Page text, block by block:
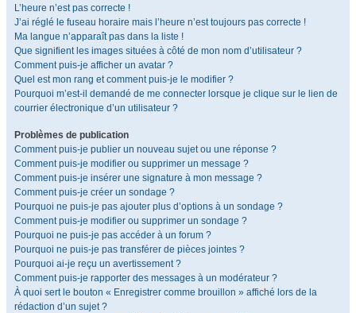
L’heure n’est pas correcte !
J’ai réglé le fuseau horaire mais l’heure n’est toujours pas correcte !
Ma langue n’apparaît pas dans la liste !
Que signifient les images situées à côté de mon nom d’utilisateur ?
Comment puis-je afficher un avatar ?
Quel est mon rang et comment puis-je le modifier ?
Pourquoi m’est-il demandé de me connecter lorsque je clique sur le lien de
courrier électronique d’un utilisateur ?
Problèmes de publication
Comment puis-je publier un nouveau sujet ou une réponse ?
Comment puis-je modifier ou supprimer un message ?
Comment puis-je insérer une signature à mon message ?
Comment puis-je créer un sondage ?
Pourquoi ne puis-je pas ajouter plus d’options à un sondage ?
Comment puis-je modifier ou supprimer un sondage ?
Pourquoi ne puis-je pas accéder à un forum ?
Pourquoi ne puis-je pas transférer de pièces jointes ?
Pourquoi ai-je reçu un avertissement ?
Comment puis-je rapporter des messages à un modérateur ?
À quoi sert le bouton « Enregistrer comme brouillon » affiché lors de la
rédaction d’un sujet ?